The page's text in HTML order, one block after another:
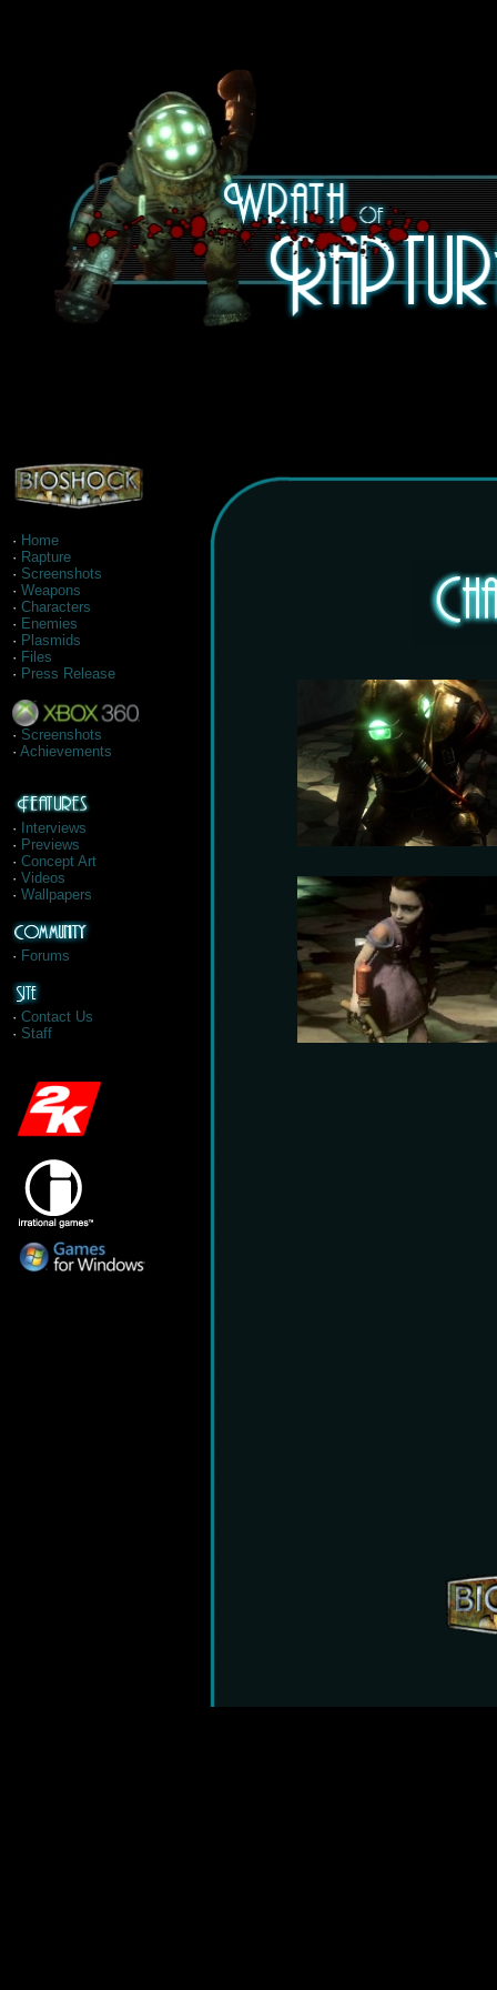
· Home
· Rapture
· Screenshots
· Weapons
· Characters
· Enemies
· Plasmids
· Files
· Press Release
· Screenshots
· Achievements
·
Interviews
· Previews
· Concept Art
· Videos
· Wallpapers
· Forums
· Contact Us
· Staff